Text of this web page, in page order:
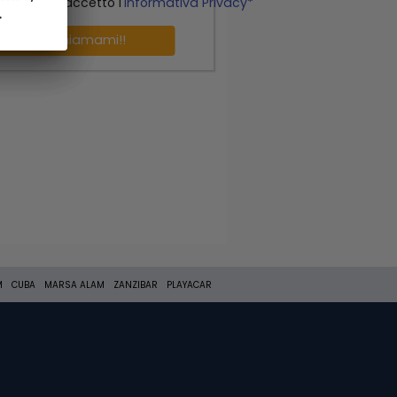
Richiamami!!
CUBA MARSA ALAM ZANZIBAR PLAYACAR